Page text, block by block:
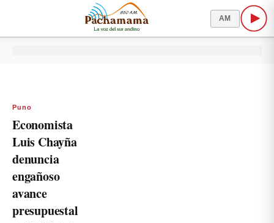
AM
Puno
Economista
Luis Chayña
denuncia
engañoso
avance
presupuestal